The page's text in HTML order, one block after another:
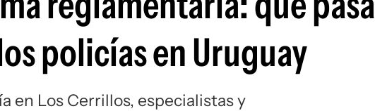
policías en Uruguay
en Los Cerrillos, especialistas y